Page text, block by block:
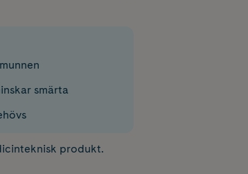
smärta
produkt.